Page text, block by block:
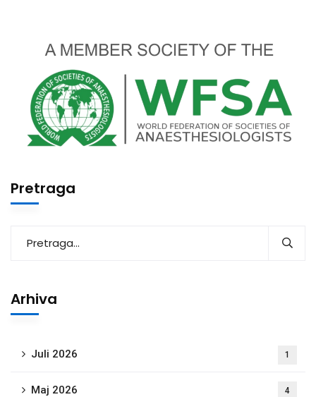
Pretraga
Arhiva
Juli 2026 1
Maj 2026 4